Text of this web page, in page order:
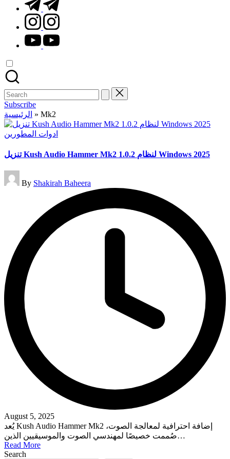
instagram.com
youtube.com
Search
for:
Subscribe
الرئيسية » Mk2
Posted
ادوات المطورين
تنزيل Kush Audio Hammer Mk2 1.0.2 لنظام Windows 2025
Posted
by
By Shakirah Baheera
August 5, 2025
يُعد Kush Audio Hammer Mk2 إضافة احترافية لمعالجة الصوت،
صُممت خصيصًا لمهندسي الصوت والموسيقيين الذين…
Read More
Search